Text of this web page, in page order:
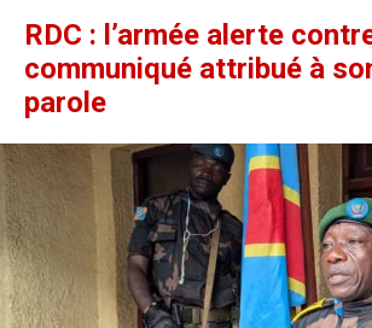
RDC : l’armée alerte
communiqué attribué à
parole